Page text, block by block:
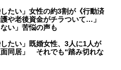
したい」女性の約3割が《行動済
や老後資金がチラついて…」
ない」苦悩の声も
したい」既婚女性、3人に1人が
同居」 それでも“踏み切れな